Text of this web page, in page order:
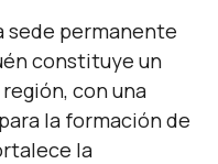
sede permanente
constituye un
con una
la formación de
la